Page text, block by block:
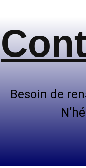
Besoin de